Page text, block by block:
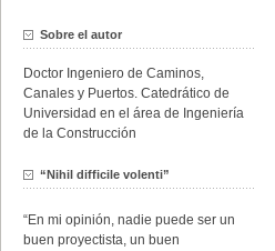
Sobre el autor
Doctor Ingeniero de Caminos,
Canales y Puertos. Catedrático de
Universidad en el área de Ingeniería
de la Construcción
“Nihil difficile volenti”
“En mi opinión, nadie puede ser un
buen proyectista, un buen